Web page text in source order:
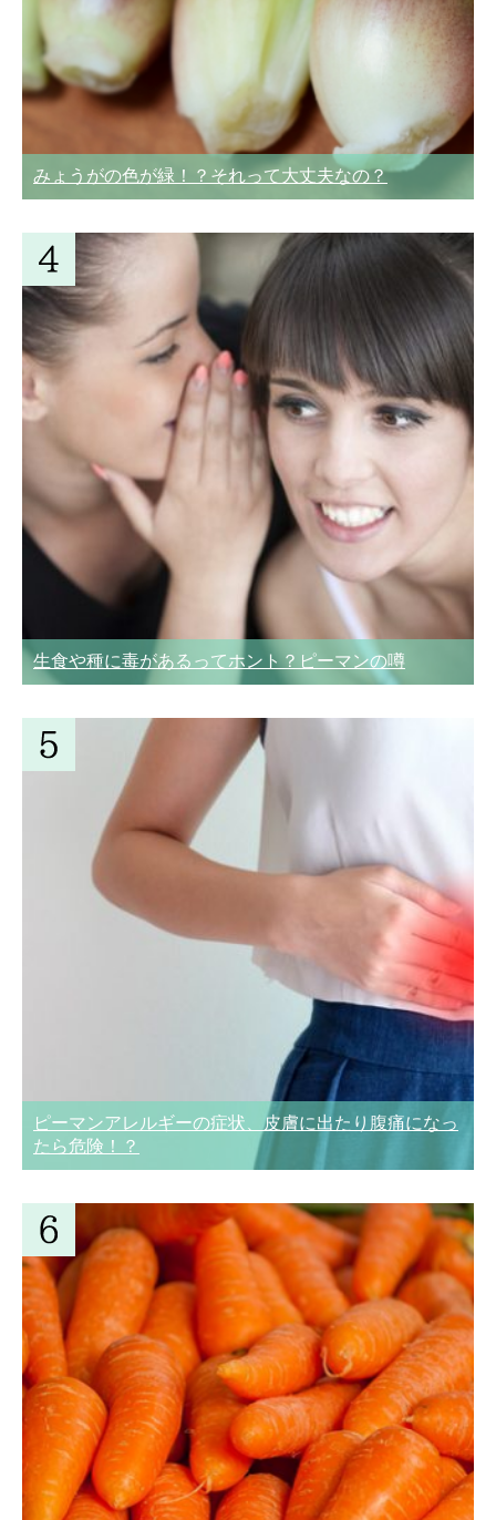
みょうがの色が緑！？それって大丈夫なの？
生食や種に毒があるってホント？ピーマンの噂
ピーマンアレルギーの症状、皮膚に出たり腹痛になっ
たら危険！？